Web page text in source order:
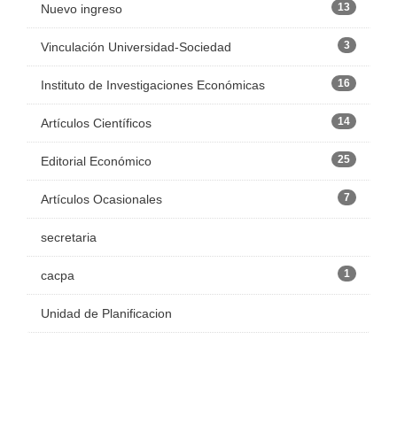
Nuevo ingreso 13
Vinculación Universidad-Sociedad 3
Instituto de Investigaciones Económicas 16
Artículos Científicos 14
Editorial Económico 25
Artículos Ocasionales 7
secretaria
cacpa 1
Unidad de Planificacion